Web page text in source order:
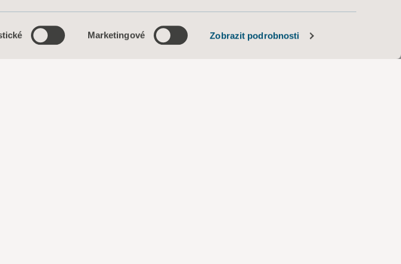
Marketingové Zobrazit podrobnosti